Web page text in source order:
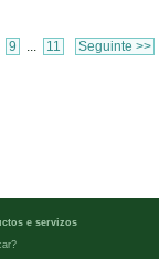
9 ... 11 Seguinte >>
e servizos